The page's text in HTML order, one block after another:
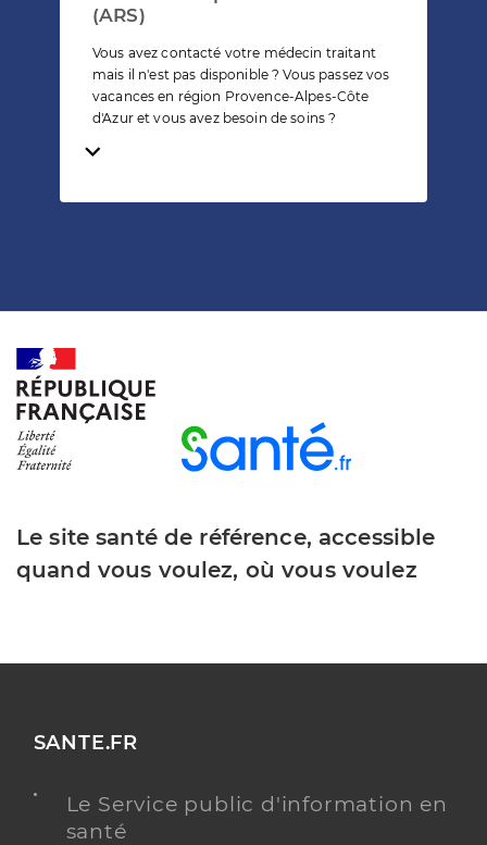
(ARS)
Vous avez contacté votre médecin traitant
mais il n'est pas disponible ? Vous passez vos
vacances en région Provence-Alpes-Côte
d'Azur et vous avez besoin de soins ?
Temps de lecture
Le site santé de référence, accessible
quand vous voulez, où vous voulez
SANTE.FR
Le Service public d'information en
santé